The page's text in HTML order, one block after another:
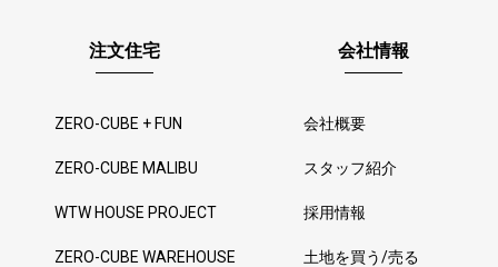
注文住宅
ZERO-CUBE + FUN
ZERO-CUBE MALIBU
WTW HOUSE PROJECT
ZERO-CUBE WAREHOUSE
会社情報
会社概要
スタッフ紹介
採用情報
土地を買う/売る